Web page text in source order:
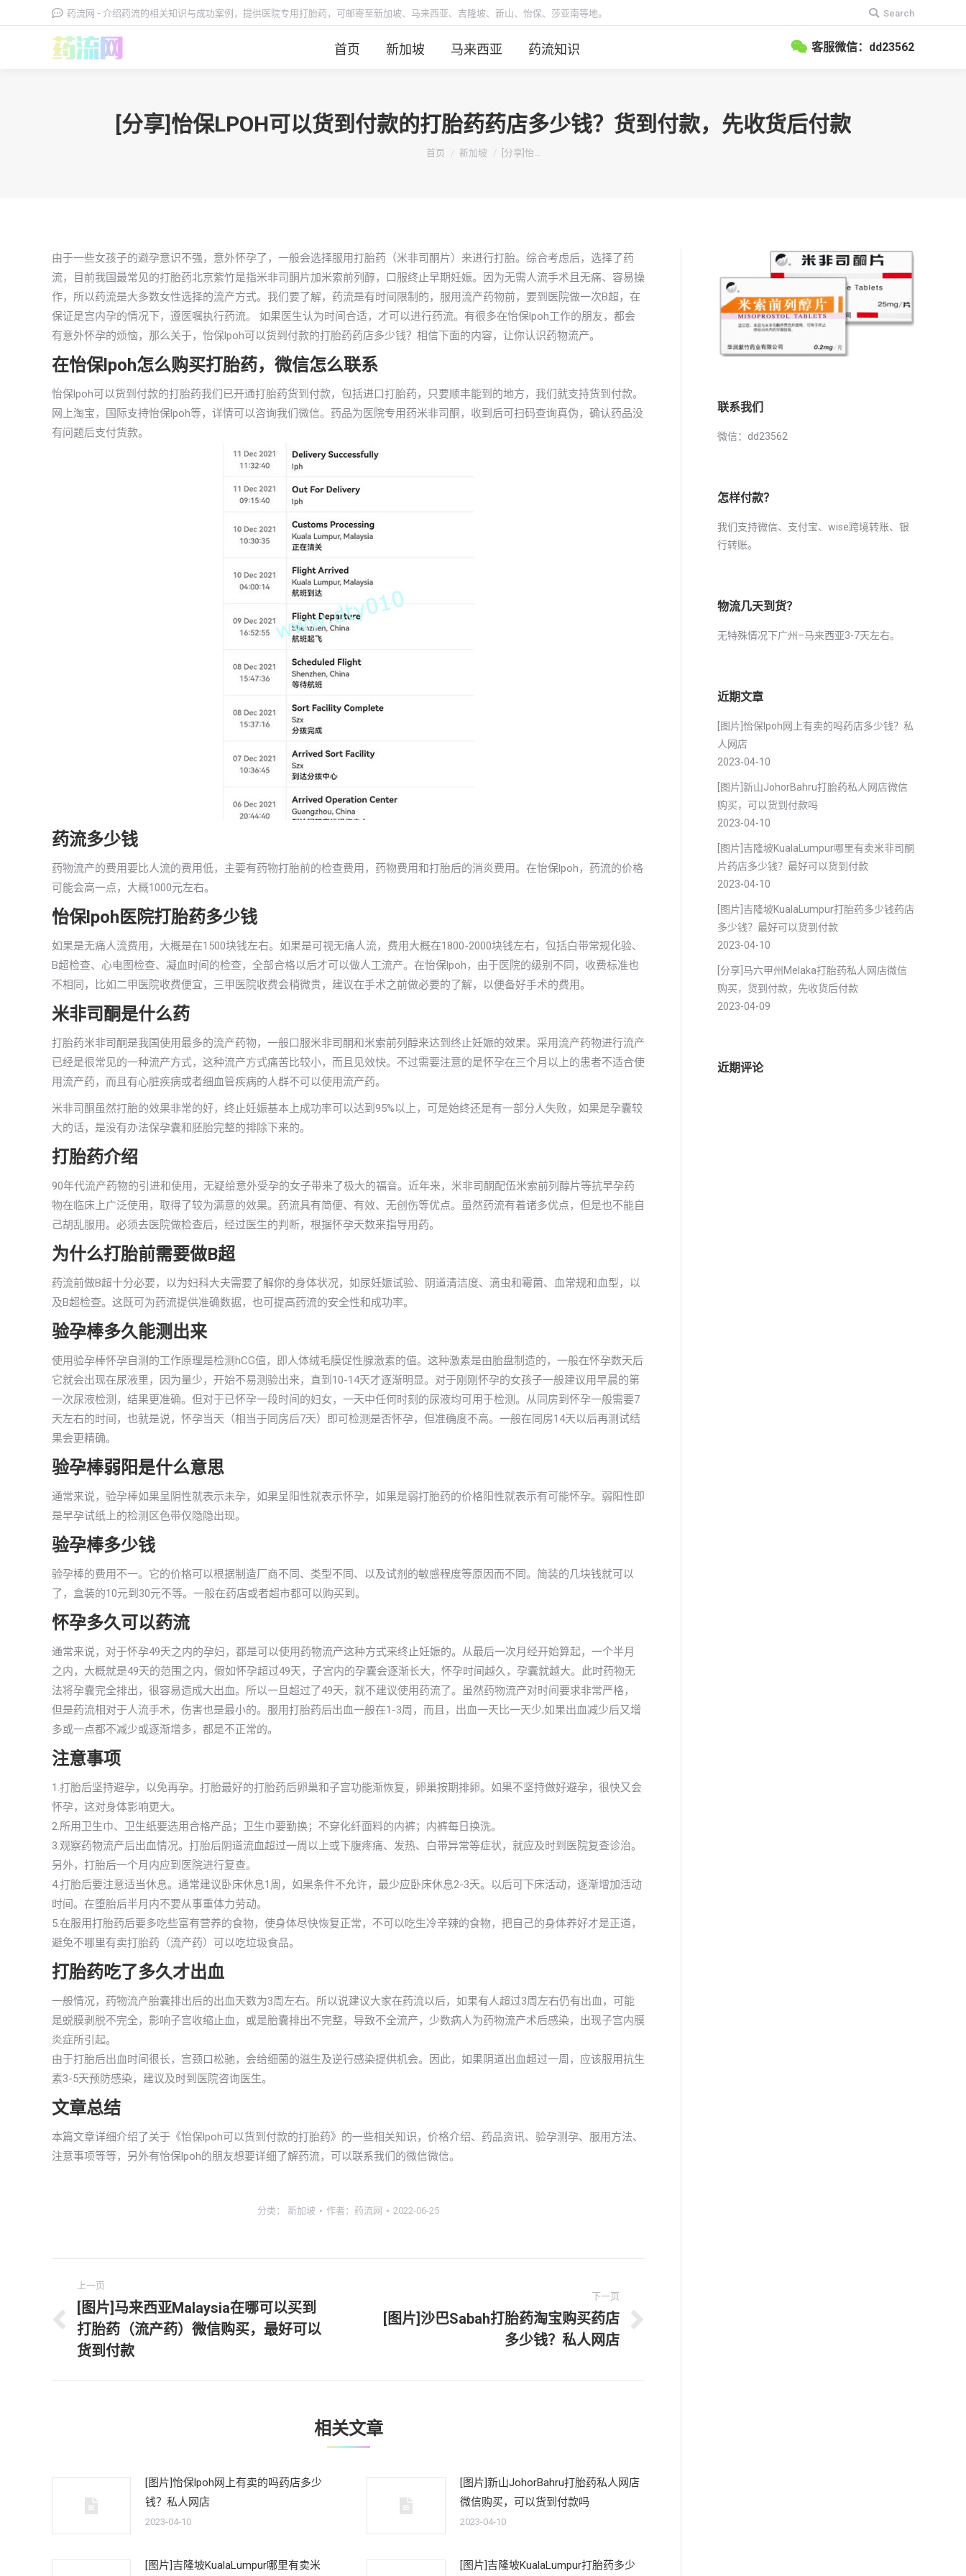
药流网 - 介绍药流的相关知识与成功案例，提供医院专用打胎药，可邮寄至新加坡、马来西亚、吉隆坡、新山、怡保、莎亚南等地。
搜
索：
Search
首页 新加坡 马来西亚 药流知识 客服微信：dd23562
[分享]怡保LPOH可以货到付款的打胎药药店多少钱？货到付款，先收货后付款
你在这里：
首页 新加坡 [分享]怡…
由于一些女孩子的避孕意识不强，意外怀孕了，一般会选择服用打胎药（米非司酮片）来进行打胎。综合考虑后，选择了药
流，目前我国最常见的打胎药北京紫竹是指米非司酮片加米索前列醇，口服终止早期妊娠。因为无需人流手术且无痛、容易操
作，所以药流是大多数女性选择的流产方式。我们要了解，药流是有时间限制的，服用流产药物前，要到医院做一次B超，在
保证是宫内孕的情况下，遵医嘱执行药流。 如果医生认为时间合适，才可以进行药流。有很多在怡保lpoh工作的朋友，都会
有意外怀孕的烦恼，那么关于，怡保lpoh可以货到付款的打胎药药店多少钱？相信下面的内容，让你认识药物流产。
在怡保lpoh怎么购买打胎药，微信怎么联系
怡保lpoh可以货到付款的打胎药我们已开通打胎药货到付款，包括进口打胎药，只要顺丰能到的地方，我们就支持货到付款。
网上淘宝，国际支持怡保lpoh等，详情可以咨询我们微信。药品为医院专用药米非司酮，收到后可扫码查询真伪，确认药品没
有问题后支付货款。
药流多少钱
药物流产的费用要比人流的费用低，主要有药物打胎前的检查费用，药物费用和打胎后的消炎费用。在怡保lpoh，药流的价格
可能会高一点，大概1000元左右。
怡保lpoh医院打胎药多少钱
如果是无痛人流费用，大概是在1500块钱左右。如果是可视无痛人流，费用大概在1800-2000块钱左右，包括白带常规化验、
B超检查、心电图检查、凝血时间的检查，全部合格以后才可以做人工流产。在怡保lpoh，由于医院的级别不同，收费标准也
不相同，比如二甲医院收费便宜，三甲医院收费会稍微贵，建议在手术之前做必要的了解，以便备好手术的费用。
米非司酮是什么药
打胎药米非司酮是我国使用最多的流产药物，一般口服米非司酮和米索前列醇来达到终止妊娠的效果。采用流产药物进行流产
已经是很常见的一种流产方式，这种流产方式痛苦比较小，而且见效快。不过需要注意的是怀孕在三个月以上的患者不适合使
用流产药，而且有心脏疾病或者细血管疾病的人群不可以使用流产药。
米非司酮虽然打胎的效果非常的好，终止妊娠基本上成功率可以达到95%以上，可是始终还是有一部分人失败，如果是孕囊较
大的话，是没有办法保孕囊和胚胎完整的排除下来的。
打胎药介绍
90年代流产药物的引进和使用，无疑给意外受孕的女子带来了极大的福音。近年来，米非司酮配伍米索前列醇片等抗早孕药
物在临床上广泛使用，取得了较为满意的效果。药流具有简便、有效、无创伤等优点。虽然药流有着诸多优点，但是也不能自
己胡乱服用。必须去医院做检查后，经过医生的判断，根据怀孕天数来指导用药。
为什么打胎前需要做B超
药流前做B超十分必要，以为妇科大夫需要了解你的身体状况，如尿妊娠试验、阴道清洁度、滴虫和霉菌、血常规和血型，以
及B超检查。这既可为药流提供准确数据，也可提高药流的安全性和成功率。
验孕棒多久能测出来
使用验孕棒怀孕自测的工作原理是检测hCG值，即人体绒毛膜促性腺激素的值。这种激素是由胎盘制造的，一般在怀孕数天后
它就会出现在尿液里，因为量少，开始不易测验出来，直到10-14天才逐渐明显。对于刚刚怀孕的女孩子一般建议用早晨的第
一次尿液检测，结果更准确。但对于已怀孕一段时间的妇女，一天中任何时刻的尿液均可用于检测。从同房到怀孕一般需要7
天左右的时间，也就是说，怀孕当天（相当于同房后7天）即可检测是否怀孕，但准确度不高。一般在同房14天以后再测试结
果会更精确。
验孕棒弱阳是什么意思
通常来说，验孕棒如果呈阴性就表示未孕，如果呈阳性就表示怀孕，如果是弱打胎药的价格阳性就表示有可能怀孕。弱阳性即
是早孕试纸上的检测区色带仅隐隐出现。
验孕棒多少钱
验孕棒的费用不一。它的价格可以根据制造厂商不同、类型不同、以及试剂的敏感程度等原因而不同。简装的几块钱就可以
了，盒装的10元到30元不等。一般在药店或者超市都可以购买到。
怀孕多久可以药流
通常来说，对于怀孕49天之内的孕妇，都是可以使用药物流产这种方式来终止妊娠的。从最后一次月经开始算起，一个半月
之内，大概就是49天的范围之内，假如怀孕超过49天，子宫内的孕囊会逐渐长大，怀孕时间越久，孕囊就越大。此时药物无
法将孕囊完全排出，很容易造成大出血。所以一旦超过了49天，就不建议使用药流了。虽然药物流产对时间要求非常严格，
但是药流相对于人流手术，伤害也是最小的。服用打胎药后出血一般在1-3周，而且，出血一天比一天少;如果出血减少后又增
多或一点都不减少或逐渐增多，都是不正常的。
注意事项
1.打胎后坚持避孕，以免再孕。打胎最好的打胎药后卵巢和子宫功能渐恢复，卵巢按期排卵。如果不坚持做好避孕，很快又会
怀孕，这对身体影响更大。
2.所用卫生巾、卫生纸要选用合格产品；卫生巾要勤换；不穿化纤面料的内裤；内裤每日换洗。
3.观察药物流产后出血情况。打胎后阴道流血超过一周以上或下腹疼痛、发热、白带异常等症状，就应及时到医院复查诊治。
另外，打胎后一个月内应到医院进行复查。
4.打胎后要注意适当休息。通常建议卧床休息1周，如果条件不允许，最少应卧床休息2-3天。以后可下床活动，逐渐增加活动
时间。在堕胎后半月内不要从事重体力劳动。
5.在服用打胎药后要多吃些富有营养的食物，使身体尽快恢复正常，不可以吃生冷辛辣的食物，把自己的身体养好才是正道，
避免不哪里有卖打胎药（流产药）可以吃垃圾食品。
打胎药吃了多久才出血
一般情况，药物流产胎囊排出后的出血天数为3周左右。所以说建议大家在药流以后，如果有人超过3周左右仍有出血，可能
是蜕膜剥脱不完全，影响子宫收缩止血，或是胎囊排出不完整，导致不全流产，少数病人为药物流产术后感染，出现子宫内膜
炎症所引起。
由于打胎后出血时间很长，宫颈口松驰，会给细菌的滋生及逆行感染提供机会。因此，如果阴道出血超过一周，应该服用抗生
素3-5天预防感染，建议及时到医院咨询医生。
文章总结
本篇文章详细介绍了关于《怡保lpoh可以货到付款的打胎药》的一些相关知识，价格介绍、药品资讯、验孕测孕、服用方法、
注意事项等等，另外有怡保lpoh的朋友想要详细了解药流，可以联系我们的微信微信。
分类： 新加坡 作者： 药流网 2022-06-25
章
导
上一页
上
一
[图片]马来西亚Malaysia在哪可以买到
打胎药（流产药）微信购买，最好可以
货到付款
下一页
[图片]沙巴Sabah打胎药淘宝购买药店
多少钱？私人网店
相关文章
[图片]怡保lpoh网上有卖的吗药店多少
钱？私人网店
2023-04-10
[图片]新山JohorBahru打胎药私人网店
微信购买，可以货到付款吗
2023-04-10
[图片]吉隆坡KualaLumpur哪里有卖米 [图片]吉隆坡KualaLumpur打胎药多少
联系我们
微信：dd23562
怎样付款？
我们支持微信、支付宝、wise跨境转账、银
行转账。
物流几天到货？
无特殊情况下广州–马来西亚3-7天左右。
近期文章
[图片]怡保lpoh网上有卖的吗药店多少钱？私
人网店
2023-04-10
[图片]新山JohorBahru打胎药私人网店微信
购买，可以货到付款吗
2023-04-10
[图片]吉隆坡KualaLumpur哪里有卖米非司酮
片药店多少钱？最好可以货到付款
2023-04-10
[图片]吉隆坡KualaLumpur打胎药多少钱药店
多少钱？最好可以货到付款
2023-04-10
[分享]马六甲州Melaka打胎药私人网店微信
购买，货到付款，先收货后付款
2023-04-09
近期评论